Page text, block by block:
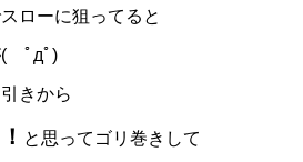
ローに狙ってると
( ﾟдﾟ)
きから
と思ってゴリ巻きして